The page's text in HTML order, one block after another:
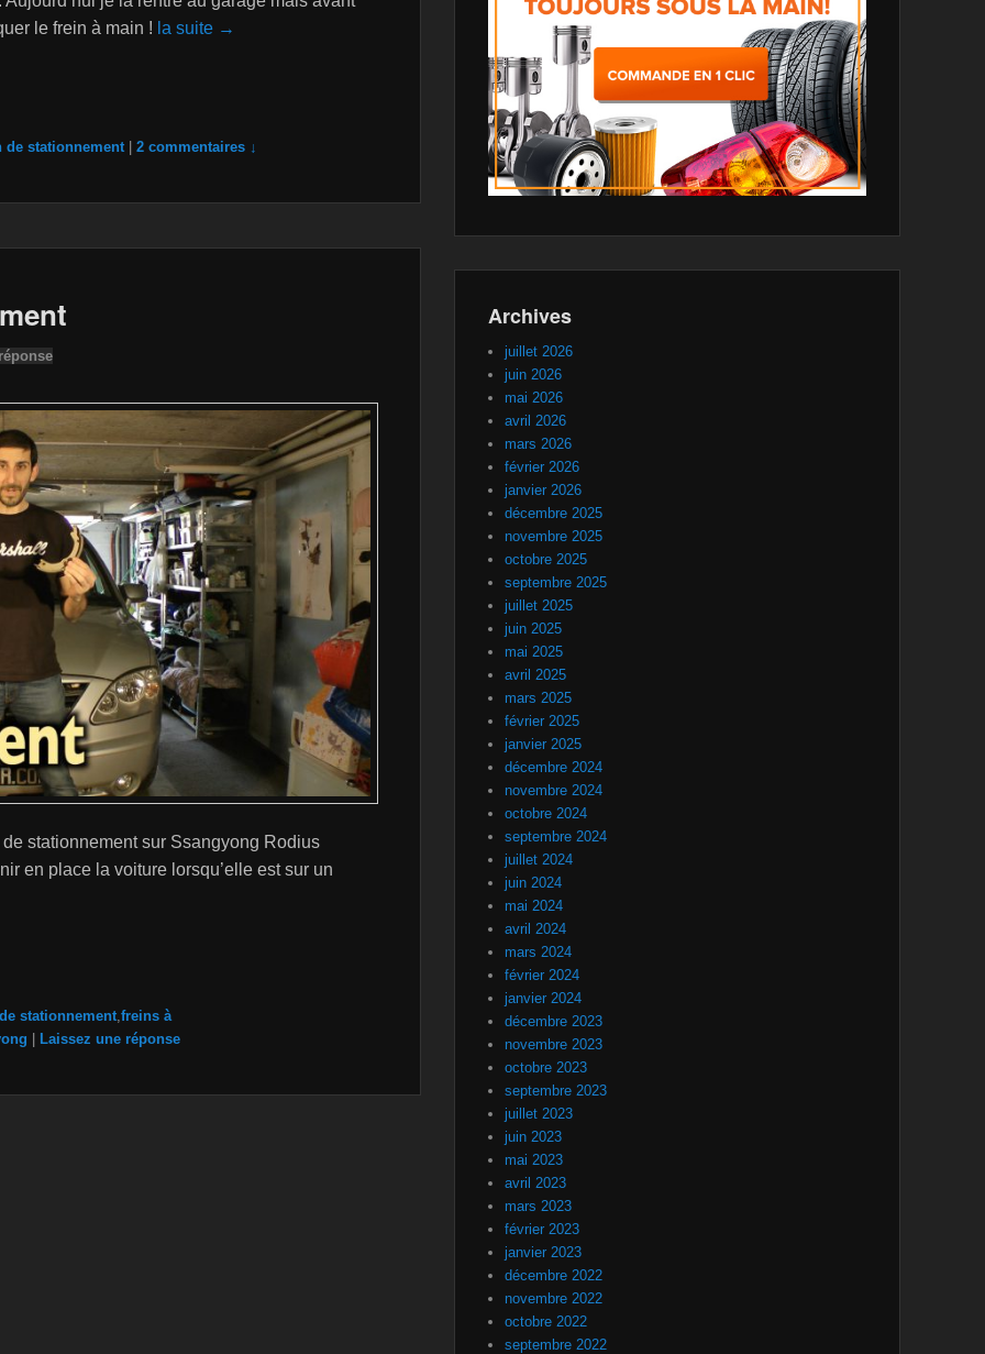
le frein à main ! la suite →
de stationnement 2 commentaires ↓
stationnement sur Ssangyong Rodius
en place la voiture lorsqu’elle est sur un
stationnement freins à
Laissez une réponse
Archives
juillet 2026
juin 2026
mai 2026
avril 2026
mars 2026
février 2026
janvier 2026
décembre 2025
novembre 2025
octobre 2025
septembre 2025
juillet 2025
juin 2025
mai 2025
avril 2025
mars 2025
février 2025
janvier 2025
décembre 2024
novembre 2024
octobre 2024
septembre 2024
juillet 2024
juin 2024
mai 2024
avril 2024
mars 2024
février 2024
janvier 2024
décembre 2023
novembre 2023
octobre 2023
septembre 2023
juillet 2023
juin 2023
mai 2023
avril 2023
mars 2023
février 2023
janvier 2023
décembre 2022
novembre 2022
octobre 2022
septembre 2022